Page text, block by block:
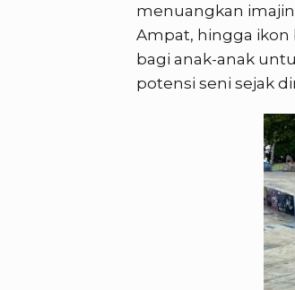
menuangkan
Ampat, hingga ikon
bagi anak-anak
potensi seni sejak